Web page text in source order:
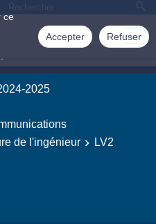
ce
Accepter Refuser
2025
de l'ingénieur
LV2